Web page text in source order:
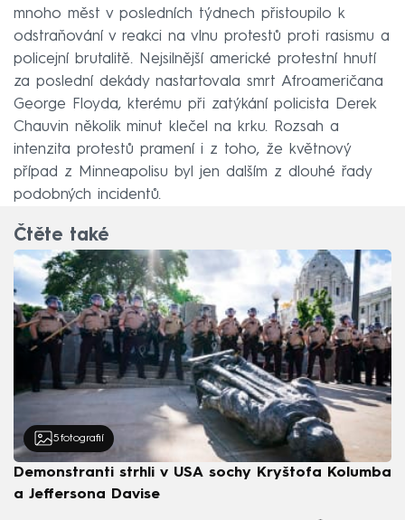
mnoho měst v posledních týdnech přistoupilo k
odstraňování v reakci na vlnu protestů proti rasismu a
policejní brutalitě. Nejsilnější americké protestní hnutí
za poslední dekády nastartovala smrt Afroameričana
George Floyda, kterému při zatýkání policista Derek
Chauvin několik minut klečel na krku. Rozsah a
intenzita protestů pramení i z toho, že květnový
případ z Minneapolisu byl jen dalším z dlouhé řady
podobných incidentů.
Čtěte také
5 fotografií
Demonstranti strhli v USA sochy Kryštofa Kolumba
a Jeffersona Davise